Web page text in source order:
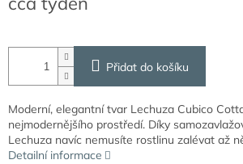
cena:
Přidat do košíku
Moderní, elegantní tvar Lechuza Cubico
nejmodernějšího prostředí. Díky
Lechuza navíc nemusíte rostlinu zalévat až
Detailní informace